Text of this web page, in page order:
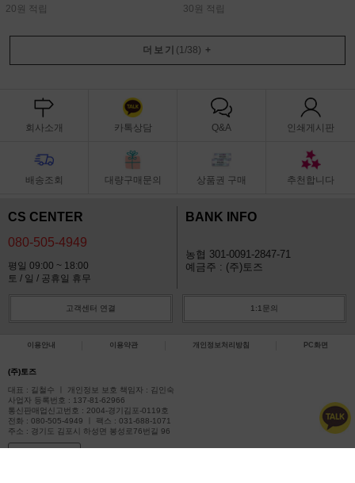
20원 적립
30원 적립
더보기 (1/38) +
회사소개 카톡상담 Q&A 인쇄게시판
배송조회 대량구매문의 상품권 구매 추천합니다
CS CENTER
080-505-4949
평일 09:00 ~ 18:00
토 / 일 / 공휴일 휴무
BANK INFO
농협 301-0091-2847-71
예금주 : (주)토즈
고객센터 연결 1:1문의
이용안내 이용약관 개인정보처리방침 PC화면
(주)토즈
대표 : 길철수 ㅣ 개인정보 보호 책임자 : 김인숙
사업자 등록번호 : 137-81-62966
통신판매업신고번호 : 2004-경기김포-0119호
전화 : 080-505-4949 ㅣ 팩스 : 031-688-1071
주소 : 경기도 김포시 하성면 봉성로76번길 96